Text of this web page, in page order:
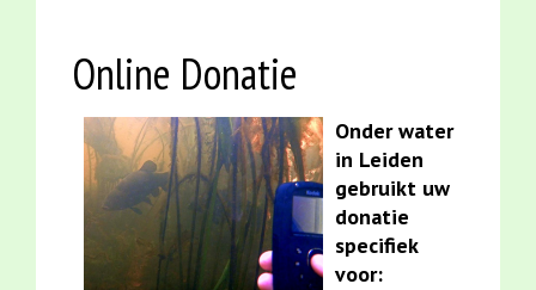
Online Donatie
Onder water
in Leiden
gebruikt uw
donatie
specifiek
voor: